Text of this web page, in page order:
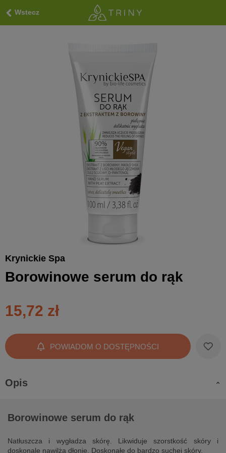
Wstecz
Krynickie Spa
Borowinowe serum do rąk
15,72 zł
POWIADOM O DOSTĘPNOŚCI
Opis
Borowinowe serum do rąk
Natłuszcza i wygładza skórę. Likwiduje szorstkość skóry i
doskonale nawilża dłonie. Doskonałe do bardzo suchej skóry.